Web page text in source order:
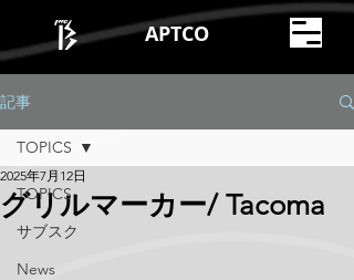
APTCO
記事
TOPICS
サブスク
News
TOPICS
グリルマーカー/ Tacoma
2025年7月12日